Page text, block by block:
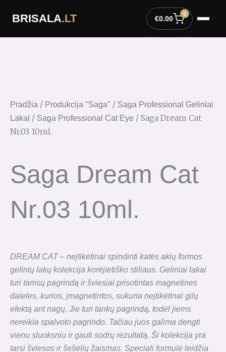
BRISALA.LT €0.00
0
Pradžia / Produkcija "Saga" / Saga Professional Geliniai
Lakai / Saga Professional Cat Eye / Saga Dream Cat
Nr.03 10ml.
Saga Dream Cat
Nr.03 10ml.
DREAM CAT – neįtikėtinai spindinti katės akių formos
gelinių lakų kolekcija korėjietiško stiliaus. Geliniai lakai
turi tamsų pagrindą ir šviesiai prisotintas magnetines
daleles, kurios, įmagnetintos, sukuria neįtikėtinai gilų
efektą ant nagų. Jie turi tankų pagrindą, todėl jiems
nereikia spalvoto pagrindo. Tačiau juos galima dengti
vienu sluoksniu ir gauti sodrų rezultatą. Ši kolekcija yra
tarsi šviesos ir šešėlių žaismas. Speciali formulė leidžia